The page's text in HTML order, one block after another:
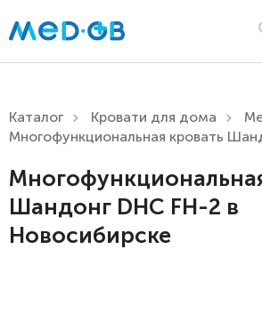
Каталог Кровати для дома
Многофункциональная кровать
Шандонг DHC FH-2 в
Новосибирске